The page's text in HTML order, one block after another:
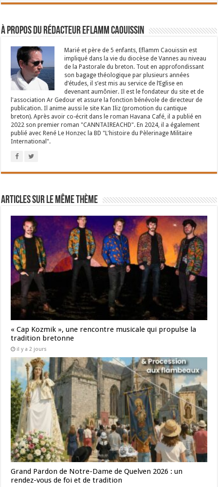
À propos du rédacteur Eflamm Caouissin
Marié et père de 5 enfants, Eflamm Caouissin est
impliqué dans la vie du diocèse de Vannes au niveau
de la Pastorale du breton. Tout en approfondissant
son bagage théologique par plusieurs années
d’études, il s’est mis au service de l’Eglise en
devenant aumônier. Il est le fondateur du site et de
l'association Ar Gedour et assure la fonction bénévole de directeur de
publication. Il anime aussi le site Kan Iliz (promotion du cantique
breton). Après avoir co-écrit dans le roman Havana Café, il a publié en
2022 son premier roman "CANNTAIREACHD". En 2024, il a également
publié avec René Le Honzec la BD "L'histoire du Pèlerinage Militaire
International".
Articles sur le même thème
« Cap Kozmik », une rencontre musicale qui propulse la
tradition bretonne
il y a 2 jours
Grand Pardon de Notre-Dame de Quelven 2026 : un
rendez-vous de foi et de tradition